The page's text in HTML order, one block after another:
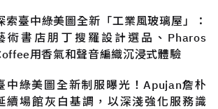
索臺中綠美圖全新「工業風玻璃屋」：
術書店朋丁搜羅設計選品、Pharos
用香氣和聲音編織沉浸式體驗
中綠美圖全新制服曝光！Apujan詹朴
續場館灰白基調，以深淺強化服務識